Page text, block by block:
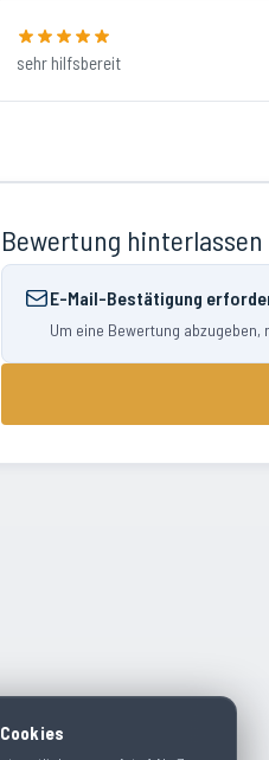
sehr hilfsbereit
Bewertung hinterlassen
E-Mail-Bestätigung
Um eine Bewertung